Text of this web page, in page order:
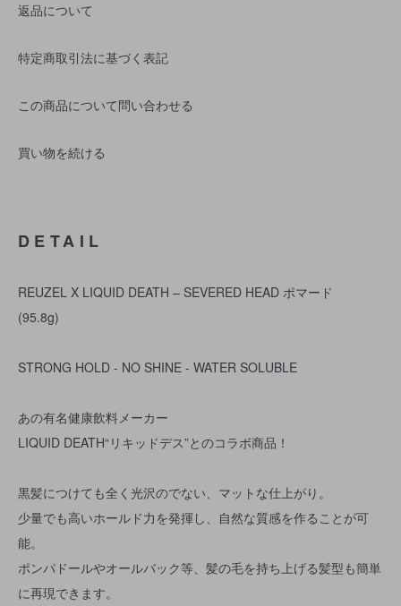
返品について
特定商取引法に基づく表記
この商品について問い合わせる
買い物を続ける
DETAIL
REUZEL X LIQUID DEATH – SEVERED HEAD ポマード
(95.8g)
STRONG HOLD - NO SHINE - WATER SOLUBLE
あの有名健康飲料メーカー
LIQUID DEATH“リキッドデス”とのコラボ商品！
黒髪につけても全く光沢のでない、マットな仕上がり。
少量でも高いホールド力を発揮し、自然な質感を作ることが可
能。
ポンパドールやオールバック等、髪の毛を持ち上げる髪型も簡単
に再現できます。